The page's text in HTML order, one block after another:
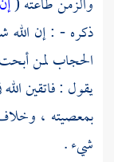
ذكره - : إن الله
الحجاب لمن
يقول : فاتقين
بمعصيته ،
شيء .